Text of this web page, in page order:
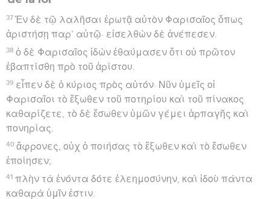
37 Ἐν δὲ τῷ λαλῆσαι ἐρωτᾷ αὐτὸν Φαρισαῖος ὅπως
ἀριστήσῃ παρ’ αὐτῷ· εἰσελθὼν δὲ ἀνέπεσεν.
38 ὁ δὲ Φαρισαῖος ἰδὼν ἐθαύμασεν ὅτι οὐ πρῶτον
ἐβαπτίσθη πρὸ τοῦ ἀρίστου.
39 εἶπεν δὲ ὁ κύριος πρὸς αὐτόν· Νῦν ὑμεῖς οἱ
Φαρισαῖοι τὸ ἔξωθεν τοῦ ποτηρίου καὶ τοῦ πίνακος
καθαρίζετε, τὸ δὲ ἔσωθεν ὑμῶν γέμει ἁρπαγῆς καὶ
πονηρίας.
40 ἄφρονες, οὐχ ὁ ποιήσας τὸ ἔξωθεν καὶ τὸ ἔσωθεν
ἐποίησεν;
41 πλὴν τὰ ἐνόντα δότε ἐλεημοσύνην, καὶ ἰδοὺ πάντα
καθαρὰ ὑμῖν ἐστιν.